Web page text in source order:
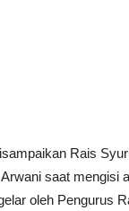
Rais
saat mengisi
oleh Pengurus